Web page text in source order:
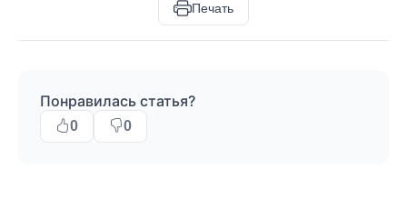
Печать
Понравилась статья?
0 0